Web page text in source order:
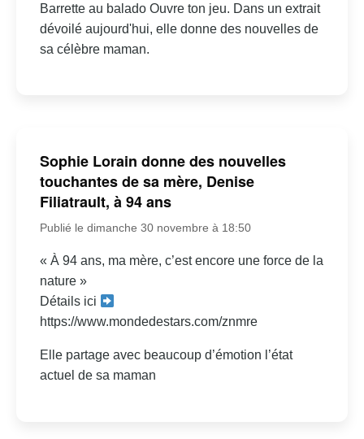
Barrette au balado Ouvre ton jeu. Dans un extrait
dévoilé aujourd'hui, elle donne des nouvelles de
sa célèbre maman.
Sophie Lorain donne des nouvelles
touchantes de sa mère, Denise
Filiatrault, à 94 ans
Publié le dimanche 30 novembre à 18:50
« À 94 ans, ma mère, c’est encore une force de la
nature »
Détails ici
https://www.mondedestars.com/znmre
Elle partage avec beaucoup d’émotion l’état
actuel de sa maman